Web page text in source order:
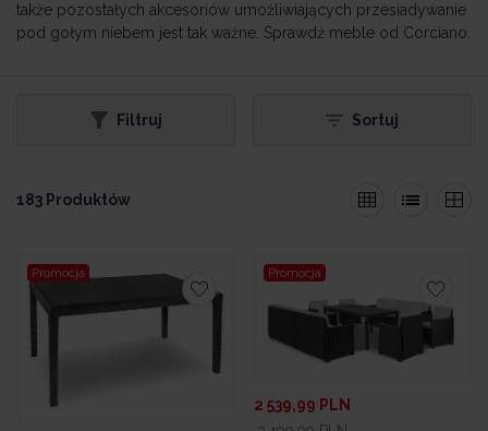
także pozostałych akcesoriów umożliwiających przesiadywanie
pod gołym niebem jest tak ważne. Sprawdź meble od Corciano.
Filtruj Sortuj
183 Produktów
Promocja Promocja
2 539,99 PLN